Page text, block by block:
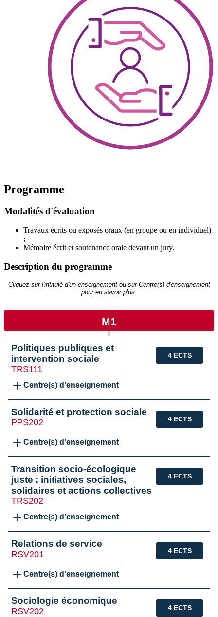
Programme
Modalités d'évaluation
Travaux écrits ou exposés oraux (en groupe ou en individuel)
;
Mémoire écrit et soutenance orale devant un jury.
Description du programme
Cliquez sur l'intitulé d'un enseignement ou sur Centre(s) d'enseignement
pour en savoir plus.
M1
4 ECTS
Politiques publiques et
intervention sociale
TRS111
Centre(s) d'enseignement
4 ECTS
Solidarité et protection sociale
PPS202
Centre(s) d'enseignement
4 ECTS
Transition socio-écologique
juste : initiatives sociales,
solidaires et actions collectives
TRS202
Centre(s) d'enseignement
4 ECTS
Relations de service
RSV201
Centre(s) d'enseignement
4 ECTS
Sociologie économique
RSV202